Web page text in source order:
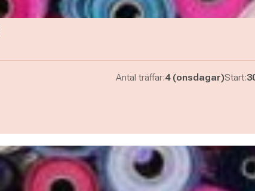
Antal träffar:4 (onsdagar)Start: